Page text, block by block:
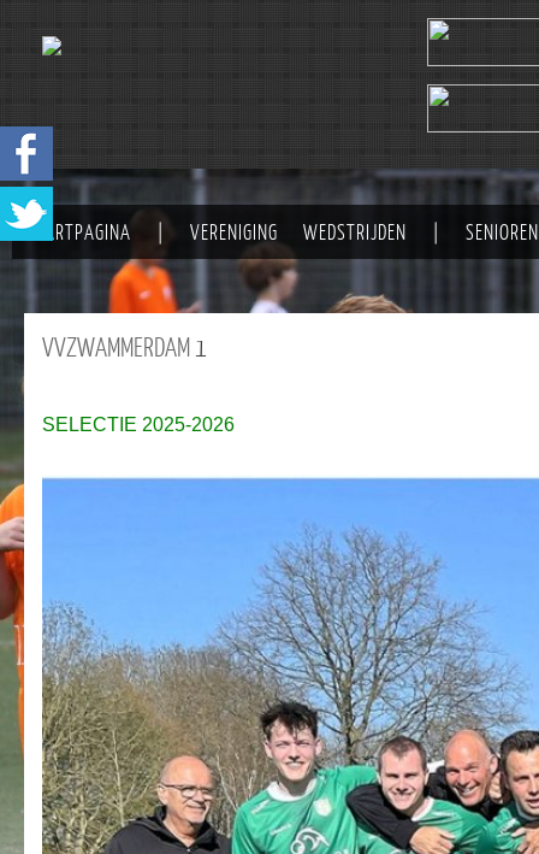
STARTPAGINA VERENIGING WEDSTRIJDEN SENIOREN
VVZWAMMERDAM1
SELECTIE 2025-2026